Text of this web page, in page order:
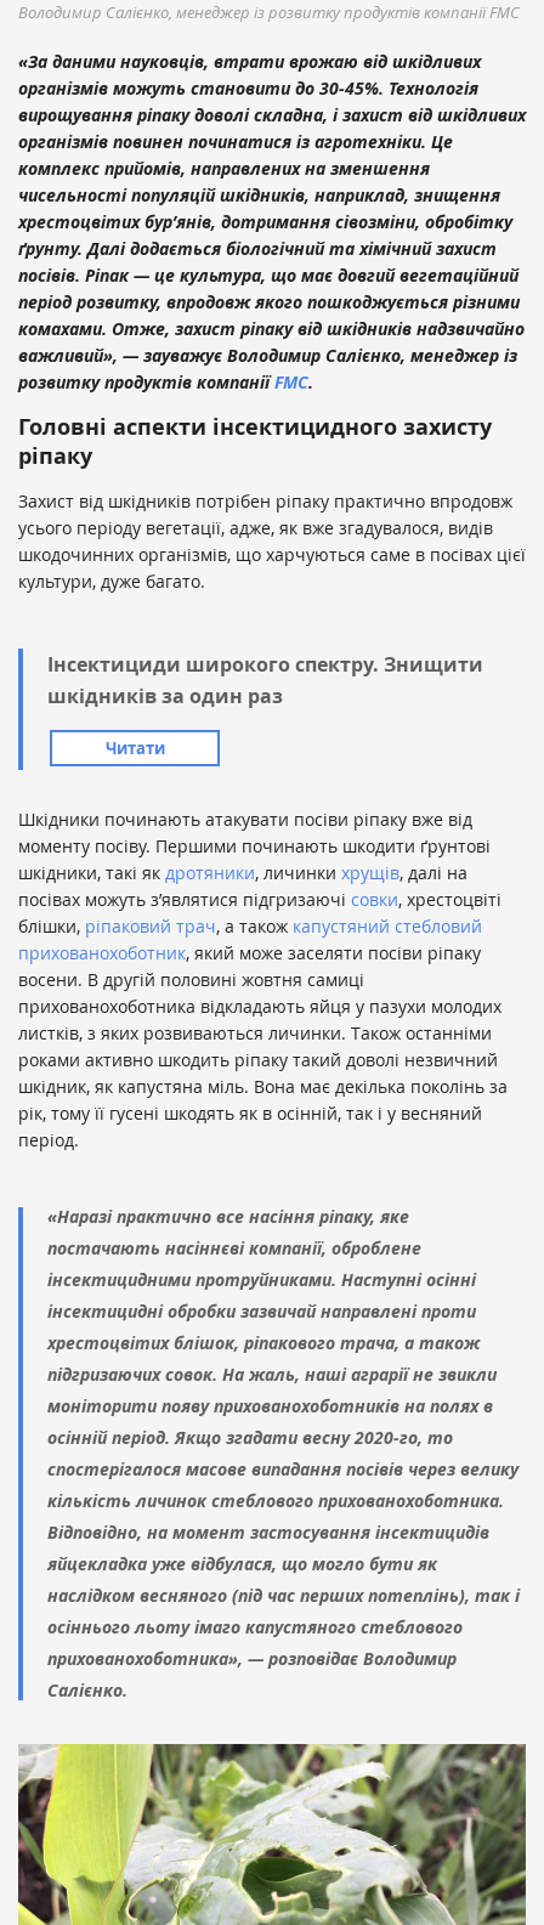
Володимир Салієнко, менеджер із розвитку продуктів компанії FMC
«За даними науковців, втрати врожаю від шкідливих
організмів можуть становити до 30-45%. Технологія
вирощування ріпаку доволі складна, і захист від шкідливих
організмів повинен починатися із агротехніки. Це
комплекс прийомів, направлених на зменшення
чисельності популяцій шкідників, наприклад, знищення
хрестоцвітих бур’янів, дотримання сівозміни, обробітку
ґрунту. Далі додається біологічний та хімічний захист
посівів. Ріпак — це культура, що має довгий вегетаційний
період розвитку, впродовж якого пошкоджується різними
комахами. Отже, захист ріпаку від шкідників надзвичайно
важливий», — зауважує Володимир Салієнко, менеджер із
розвитку продуктів компанії FMC.
Головні аспекти інсектицидного захисту
ріпаку
Захист від шкідників потрібен ріпаку практично впродовж
усього періоду вегетації, адже, як вже згадувалося, видів
шкодочинних організмів, що харчуються саме в посівах цієї
культури, дуже багато.
Інсектициди широкого спектру. Знищити
шкідників за один раз
Читати
Шкідники починають атакувати посіви ріпаку вже від
моменту посіву. Першими починають шкодити ґрунтові
шкідники, такі як дротяники, личинки хрущів, далі на
посівах можуть з’являтися підгризаючі совки, хрестоцвіті
блішки, ріпаковий трач, а також капустяний стебловий
прихованохоботник, який може заселяти посіви ріпаку
восени. В другій половині жовтня самиці
прихованохоботника відкладають яйця у пазухи молодих
листків, з яких розвиваються личинки. Також останніми
роками активно шкодить ріпаку такий доволі незвичний
шкідник, як капустяна міль. Вона має декілька поколінь за
рік, тому її гусені шкодять як в осінній, так і у весняний
період.
«Наразі практично все насіння ріпаку, яке
постачають насіннєві компанії, оброблене
інсектицидними протруйниками. Наступні осінні
інсектицидні обробки зазвичай направлені проти
хрестоцвітих блішок, ріпакового трача, а також
підгризаючих совок. На жаль, наші аграрії не звикли
моніторити появу прихованохоботників на полях в
осінній період. Якщо згадати весну 2020-го, то
спостерігалося масове випадання посівів через велику
кількість личинок стеблового прихованохоботника.
Відповідно, на момент застосування інсектицидів
яйцекладка уже відбулася, що могло бути як
наслідком весняного (під час перших потеплінь), так і
осіннього льоту імаго капустяного стеблового
прихованохоботника», — розповідає Володимир
Салієнко.